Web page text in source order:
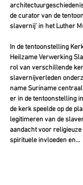
de curator van de
slavernij’ in het Luther
In de tentoonstelling
Heilzame Verwerking
rol van verschillende
slavernijverleden
name Suriname
er in de tentoonstelling
de kerk speelde op de
legitimeren van de
aandacht voor
spirituele invloeden en…